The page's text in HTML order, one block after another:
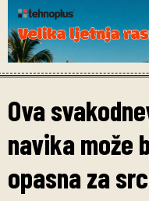
Ova
navika može
opasna za